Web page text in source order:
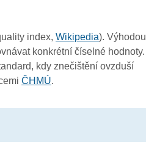
index,Wikipedia). Výhodou
konkrétní číselné hodnoty.
kdy znečištění ovzduší
ČHMÚ.